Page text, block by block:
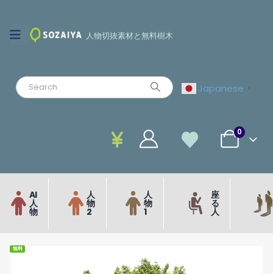
人物切抜素材と無料樹木
Japanese ▼
0
AI
人
物
人
物
2
人
物
1
座
る
人
無料